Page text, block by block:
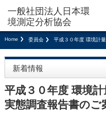
Home 委員会 平成３０年度 環境計
新着情報
平成３０年度 環境
実態調査報告書のご